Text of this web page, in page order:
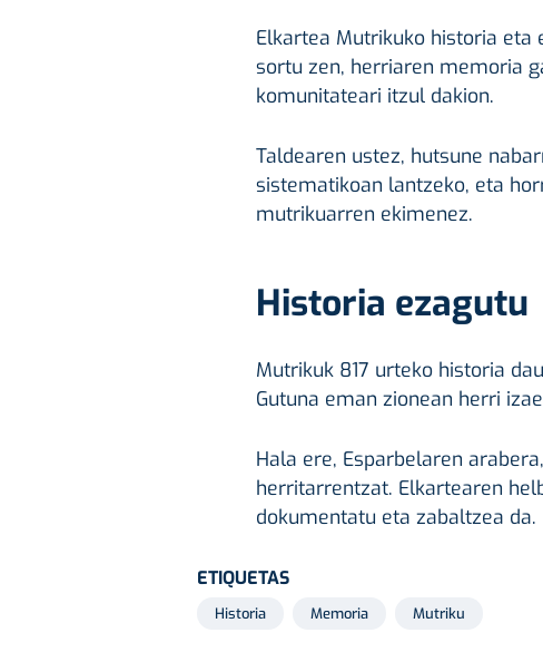
Elkartea Mutrikuko historia
sortu zen, herriaren memoria
komunitateari itzul dakion.
Taldearen ustez, hutsune
sistematikoan lantzeko, eta
mutrikuarren ekimenez.
Historia ezagutu
Mutrikuk 817 urteko historia
Gutuna eman zionean herri
Hala ere, Esparbelaren
herritarrentzat. Elkartearen
dokumentatu eta zabaltzea da.
ETIQUETAS
Historia Memoria Mutriku